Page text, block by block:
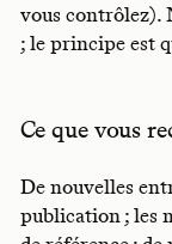
vous contrôlez).
; le principe est
Ce que vous
De nouvelles
publication ; les